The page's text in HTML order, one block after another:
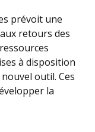
prévoit une
retours des
à disposition
outil. Ces
la